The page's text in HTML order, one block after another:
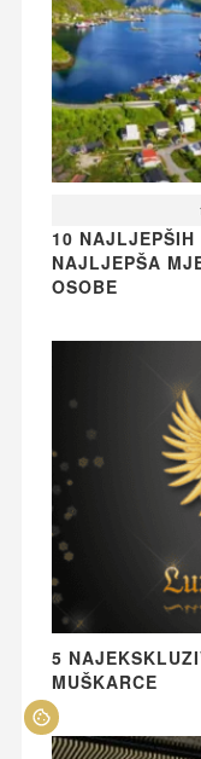
10 NAJLJEPŠIH
NAJLJEPŠA
OSOBE
5
MUŠKARCE